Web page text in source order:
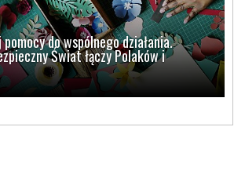
pomocy do wspólnego działania.
Świat łączy Polaków i